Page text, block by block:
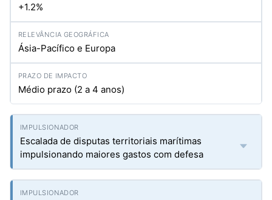
+1.2%
Ásia-Pacífico e Europa
Médio prazo (2 a 4 anos)
Escalada de disputas territoriais marítimas
impulsionando maiores gastos com defesa